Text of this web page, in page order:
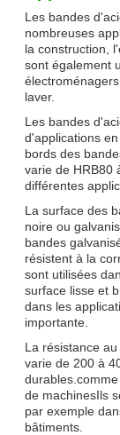
Les bandes
nombreuses
la construction,
sont également
laver.
Les bandes
d'applications
bords des
varie de HRB80
différentes
La surface des
noire ou
bandes
résistent à la
sont utilisées
surface lisse et
dans les
importante.
La résistance
varie de 200 à
de machinesIls
par exemple
bâtiments.